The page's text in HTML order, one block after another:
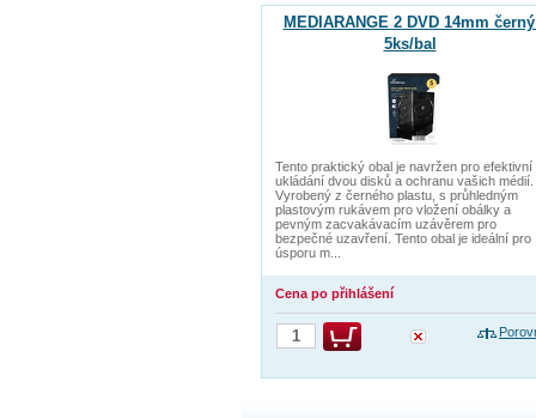
MEDIARANGE 2 DVD 14mm
5ks/bal
Tento praktický obal je navržen pro efektivní
ukládání dvou disků a ochranu vašich médií.
Vyrobený z černého plastu, s průhledným
plastovým rukávem pro vložení obálky a
pevným zacvakávacím uzávěrem pro
bezpečné uzavření. Tento obal je ideální pro
úsporu m...
Cena po přihlášení